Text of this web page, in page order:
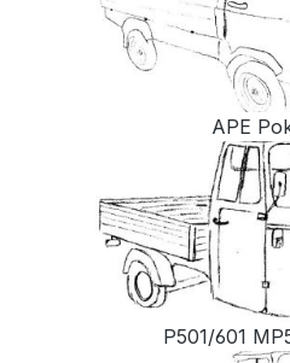
APE
P501/601